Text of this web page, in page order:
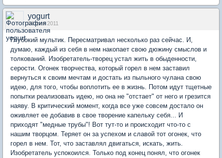
yogurt
04 фев 2011
Глубокий мультик. Пересматривал несколько раз сейчас. И,
думаю, каждый из себя в нем накопает свою дюжину смыслов и
толкований. Изобретатель-творец устал жить в обыденности,
серости. Огонек творчества, который горел в нем заставил
вернуться к своим мечтам и достать из пыльного чулана свою
идею, для того, чтобы воплотить ее в жизнь. Потом идут тщетные
попытки реализовать идею, но она не "отстает" от него и грезится
наяву. В критический момент, когда все уже совсем достало он
оживляет ее добавив в свое творение капельку себя... И
приходят "медные трубы"! Вот тут-то и происходит что-то с
нашим творцом. Теряет он за успехом и славой тот огонек, что
горел в нем. Тот, что заставлял двигаться, искать, жить.
Изобретатель успокоился. Только под конец понял, что огонек